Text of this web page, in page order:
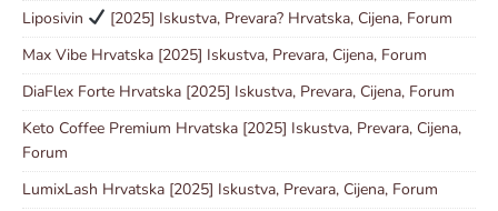
Liposivin
[2025] Iskustva, Prevara? Hrvatska, Cijena, Forum
Max Vibe Hrvatska [2025] Iskustva, Prevara, Cijena, Forum
DiaFlex Forte Hrvatska [2025] Iskustva, Prevara, Cijena, Forum
Keto Coffee Premium Hrvatska [2025] Iskustva, Prevara, Cijena,
Forum
LumixLash Hrvatska [2025] Iskustva, Prevara, Cijena, Forum